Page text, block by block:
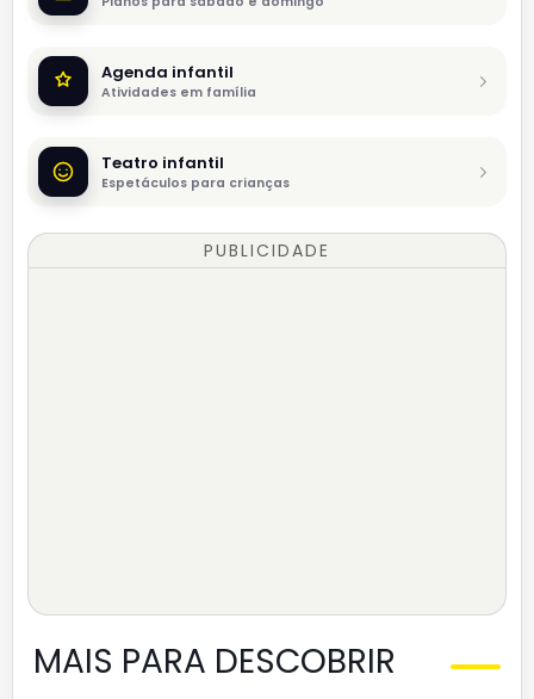
Agenda infantil
Atividades em família
Teatro infantil
Espetáculos para crianças
PUBLICIDADE
MAIS PARA DESCOBRIR